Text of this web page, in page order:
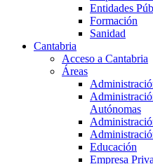
Entidades
Formación
Sanidad
Cantabria
Acceso a Cantabria
Áreas
Autónomas
Educación
Empresa